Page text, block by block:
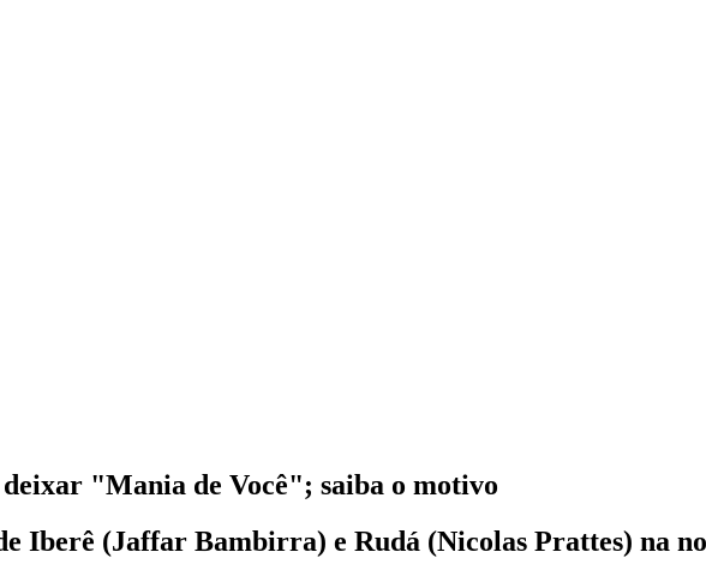
"Mania de Você"; saiba o motivo
Iberê (Jaffar Bambirra) e Rudá (Nicolas Prattes) na